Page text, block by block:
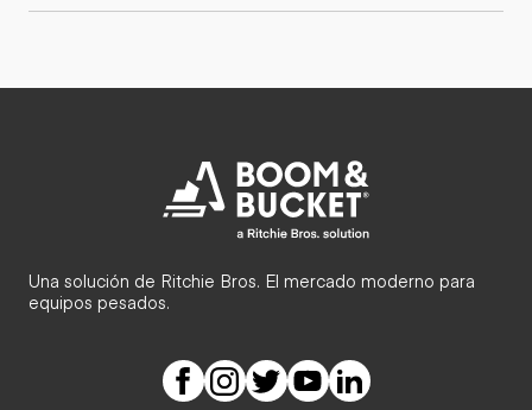
Una solución de Ritchie Bros. El mercado moderno para
equipos pesados.